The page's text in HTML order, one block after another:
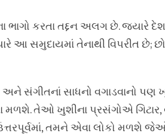
ભાગો કરતા તદ્દન અલગ છે. જ્યારે
આ સમુદાયમાં તેનાથી વિપરીત છે;
સંગીતનાં સાધનો વગાડવાનો
મળશે. તેઓ ખુશીના પ્રસંગોએ
તમને એવા લોકો મળશે જેઓ